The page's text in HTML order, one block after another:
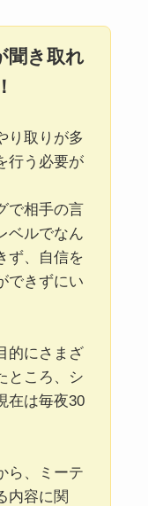
聞き取れ
り取りが多
行う必要が
で相手の言
ベルでなん
ず、自信を
できずにい
的にさまざ
ところ、シ
在は毎夜30
ら、ミーテ
内容に関